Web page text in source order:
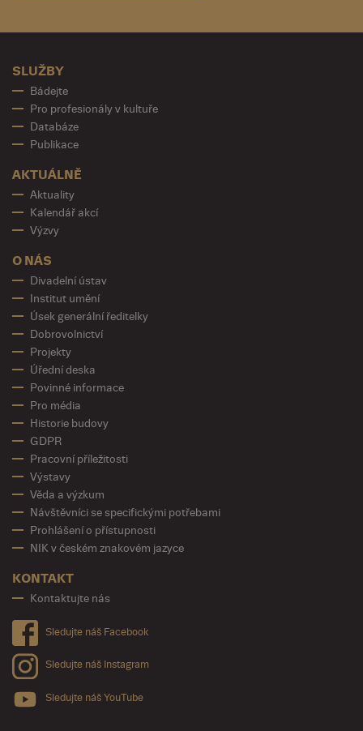
SLUŽBY
Bádejte
Pro profesionály v kultuře
Databáze
Publikace
AKTUÁLNĚ
Aktuality
Kalendář akcí
Výzvy
O NÁS
Divadelní ústav
Institut umění
Úsek generální ředitelky
Dobrovolnictví
Projekty
Úřední deska
Povinné informace
Pro média
Historie budovy
GDPR
Pracovní příležitosti
Výstavy
Věda a výzkum
Návštěvníci se specifickými potřebami
Prohlášení o přístupnosti
NIK v českém znakovém jazyce
KONTAKT
Kontaktujte nás
Sledujte náš Facebook
Sledujte náš Instagram
Sledujte náš YouTube